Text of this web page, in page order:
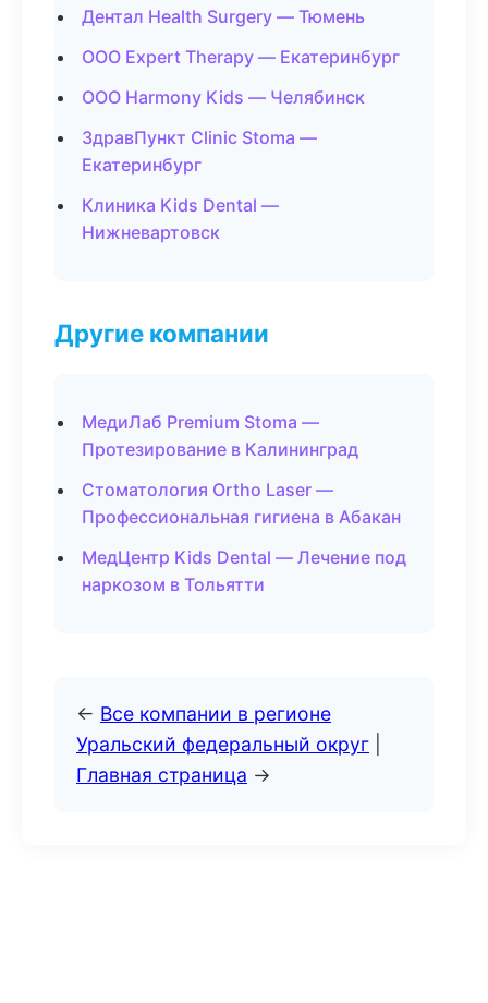
Дентал Health Surgery — Тюмень
ООО Expert Therapy — Екатеринбург
ООО Harmony Kids — Челябинск
ЗдравПункт Clinic Stoma —
Екатеринбург
Клиника Kids Dental —
Нижневартовск
Другие компании
МедиЛаб Premium Stoma —
Протезирование в Калининград
Стоматология Ortho Laser —
Профессиональная гигиена в Абакан
МедЦентр Kids Dental — Лечение под
наркозом в Тольятти
← Все компании в регионе
Уральский федеральный округ
Главная страница →